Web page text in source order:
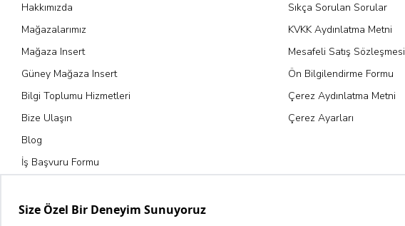
Hakkımızda
Mağazalarımız
Mağaza Insert
Güney Mağaza Insert
Bilgi Toplumu Hizmetleri
Bize Ulaşın
Blog
İş Başvuru Formu
Sıkça Sorulan Sorular
KVKK Aydınlatma Metni
Mesafeli Satış Sözleşmesi
Ön Bilgilendirme Formu
Çerez Aydınlatma Metni
Çerez Ayarları